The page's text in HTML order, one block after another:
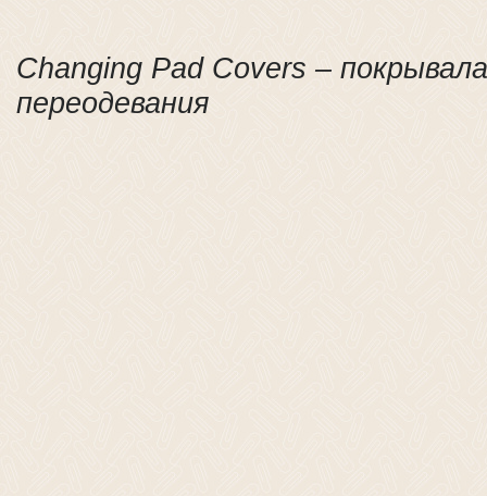
Changing Pad Covers –
переодевания